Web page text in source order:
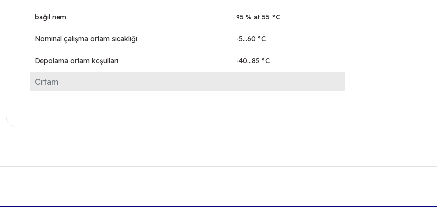
Ortam
bağıl nem 95 % at 55 °C
Nominal çalışma ortam sıcaklığı -5…60 °C
Depolama ortam koşulları -40…85 °C
Görüş ve önerileriniz için teşekkür ederiz.